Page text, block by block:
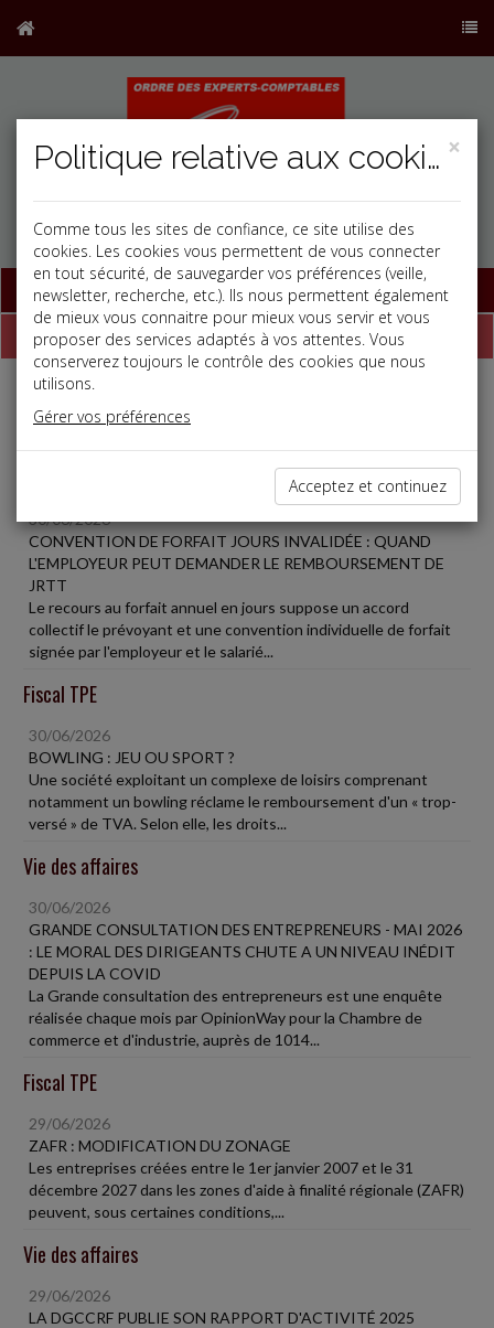
Base documentaire
Dépêches
Liste des dernières dépêches
30/06/2026
CONVENTION DE FORFAIT JOURS INVALIDÉE : QUAND
L'EMPLOYEUR PEUT DEMANDER LE REMBOURSEMENT DE
JRTT
Le recours au forfait annuel en jours suppose un accord
collectif le prévoyant et une convention individuelle de forfait
signée par l'employeur et le salarié...
Fiscal TPE
30/06/2026
BOWLING : JEU OU SPORT ?
Une société exploitant un complexe de loisirs comprenant
notamment un bowling réclame le remboursement d'un « trop-
versé » de TVA. Selon elle, les droits...
Vie des affaires
30/06/2026
GRANDE CONSULTATION DES ENTREPRENEURS - MAI 2026
: LE MORAL DES DIRIGEANTS CHUTE A UN NIVEAU INÉDIT
DEPUIS LA COVID
La Grande consultation des entrepreneurs est une enquête
réalisée chaque mois par OpinionWay pour la Chambre de
commerce et d'industrie, auprès de 1014...
Fiscal TPE
29/06/2026
ZAFR : MODIFICATION DU ZONAGE
Les entreprises créées entre le 1er janvier 2007 et le 31
décembre 2027 dans les zones d'aide à finalité régionale (ZAFR)
peuvent, sous certaines conditions,...
Vie des affaires
29/06/2026
LA DGCCRF PUBLIE SON RAPPORT D'ACTIVITÉ 2025
×
Politique relative aux cookies
Comme tous les sites de confiance, ce site utilise des
cookies. Les cookies vous permettent de vous connecter
en tout sécurité, de sauvegarder vos préférences (veille,
newsletter, recherche, etc.). Ils nous permettent également
de mieux vous connaitre pour mieux vous servir et vous
proposer des services adaptés à vos attentes. Vous
conserverez toujours le contrôle des cookies que nous
utilisons.
Gérer vos préférences
Acceptez et continuez